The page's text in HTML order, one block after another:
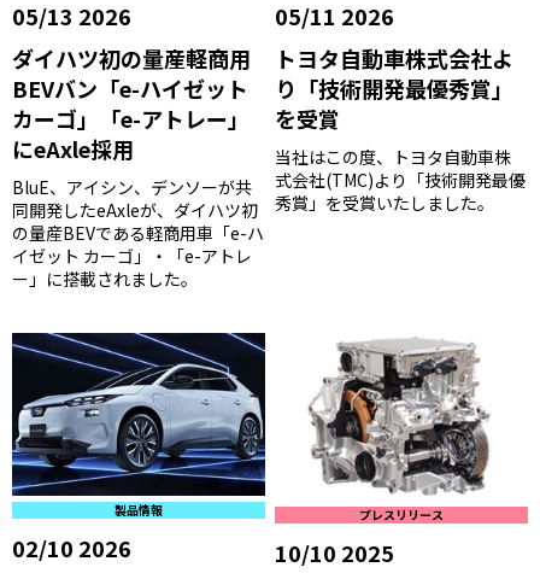
05/13 2026
ダイハツ初の量産軽商用
BEVバン「e-ハイゼット
カーゴ」「e-アトレー」
にeAxle採用
BluE、アイシン、デンソーが共
同開発したeAxleが、ダイハツ初
の量産BEVである軽商用車「e-ハ
イゼット カーゴ」・「e-アトレ
ー」に搭載されました。
05/11 2026
トヨタ自動車株式会社よ
り「技術開発最優秀賞」
を受賞
当社はこの度、トヨタ自動車株
式会社(TMC)より「技術開発最優
秀賞」を受賞いたしました。
02/10 2026
製品情報
10/10 2025
プレスリリース